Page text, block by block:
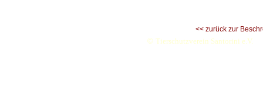
<< zurück zur
© Tierschutzverein Santorini e.V.